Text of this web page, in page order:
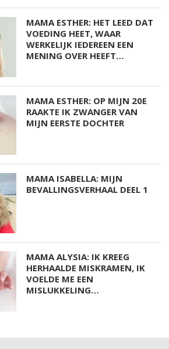
MAMA ESTHER: HET LEED DAT
VOEDING HEET, WAAR
WERKELIJK IEDEREEN EEN
MENING OVER HEEFT…
MAMA ESTHER: OP MIJN 20E
RAAKTE IK ZWANGER VAN
MIJN EERSTE DOCHTER
MAMA ISABELLA: MIJN
BEVALLINGSVERHAAL DEEL 1
MAMA ALYSIA: IK KREEG
HERHAALDE MISKRAMEN, IK
VOELDE ME EEN
MISLUKKELING…